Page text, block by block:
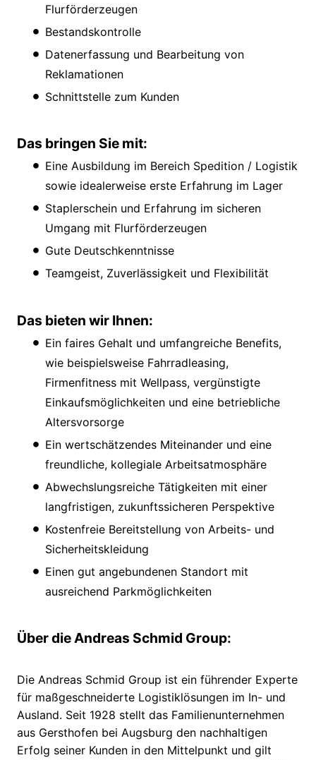
Flurförderzeugen
Bestandskontrolle
Datenerfassung und Bearbeitung von
Reklamationen
Schnittstelle zum Kunden
Das bringen Sie mit:
Eine Ausbildung im Bereich Spedition / Logistik
sowie idealerweise erste Erfahrung im Lager
Staplerschein und Erfahrung im sicheren
Umgang mit Flurförderzeugen
Gute Deutschkenntnisse
Teamgeist, Zuverlässigkeit und Flexibilität
Das bieten wir Ihnen:
Ein faires Gehalt und umfangreiche Benefits,
wie beispielsweise Fahrradleasing,
Firmenfitness mit Wellpass, vergünstigte
Einkaufsmöglichkeiten und eine betriebliche
Altersvorsorge
Ein wertschätzendes Miteinander und eine
freundliche, kollegiale Arbeitsatmosphäre
Abwechslungsreiche Tätigkeiten mit einer
langfristigen, zukunftssicheren Perspektive
Kostenfreie Bereitstellung von Arbeits- und
Sicherheitskleidung
Einen gut angebundenen Standort mit
ausreichend Parkmöglichkeiten
Über die Andreas Schmid Group:
Die Andreas Schmid Group ist ein führender Experte
für maßgeschneiderte Logistiklösungen im In- und
Ausland. Seit 1928 stellt das Familienunternehmen
aus Gersthofen bei Augsburg den nachhaltigen
Erfolg seiner Kunden in den Mittelpunkt und gilt